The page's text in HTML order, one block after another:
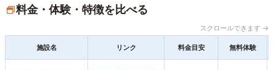
料金・体験・特徴を比べる
スクロールできます →
施設名 リンク 料金目安 無料体験